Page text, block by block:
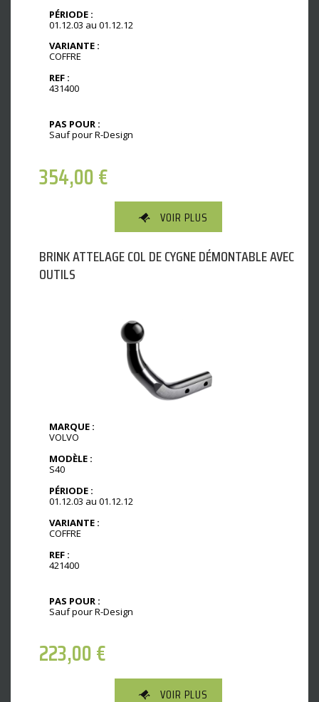
PÉRIODE :
01.12.03 au 01.12.12
VARIANTE :
COFFRE
REF :
431400
PAS POUR :
Sauf pour R-Design
354,00€
VOIR PLUS
BRINK ATTELAGE COL DE CYGNE DÉMONTABLE AVEC
OUTILS
MARQUE :
VOLVO
MODÈLE :
S40
PÉRIODE :
01.12.03 au 01.12.12
VARIANTE :
COFFRE
REF :
421400
PAS POUR :
Sauf pour R-Design
223,00€
VOIR PLUS